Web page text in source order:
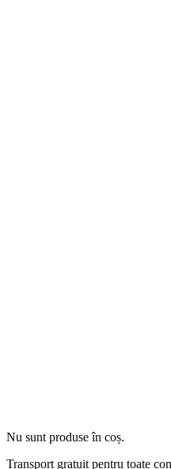
Nu sunt produse în coș.
Transport gratuit pentru toate